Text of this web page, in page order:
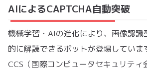
AIによるCAPTCHA自動突破
機械学習・AIの進化により、画像認識
的に解読できるボットが登場してい
CCS（国際コンピュータセキュリティ